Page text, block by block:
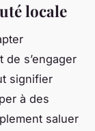
locale
de s’engager
signifier
à des
saluer